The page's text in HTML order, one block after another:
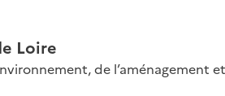
Loire
de l’aménagement